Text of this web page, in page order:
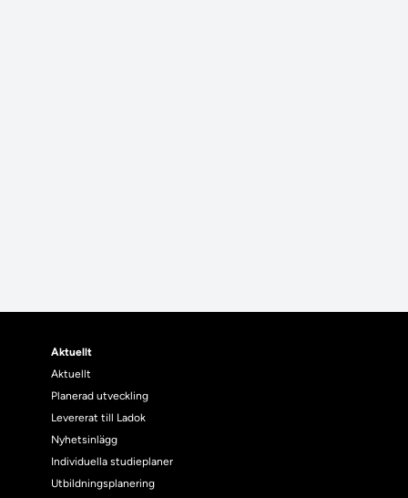
Aktuellt
Aktuellt
Planerad utveckling
Levererat till Ladok
Nyhetsinlägg
Individuella studieplaner
Utbildningsplanering